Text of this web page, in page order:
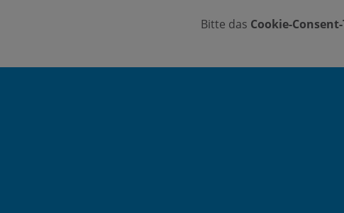
Bitte das Cookie-